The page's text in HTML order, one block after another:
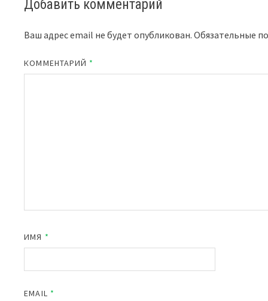
Добавить комментарий
Ваш адрес email не будет опубликован. Обязательные
КОММЕНТАРИЙ *
ИМЯ *
EMAIL *